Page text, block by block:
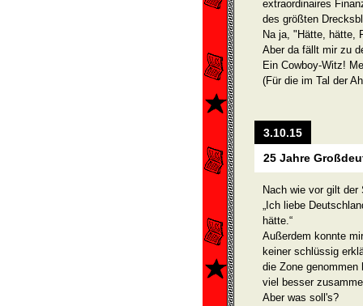
extraordinaires
des größten
Na ja, "Hätte, hätte,
Aber da fällt mir zu
Ein Cowboy-Witz!
(Für die im Tal der
3.10.15
25 Jahre
Nach wie vor gilt
„Ich liebe
hätte.“
Außerdem konnte
keiner schlüssig
die Zone
viel besser
Aber was soll's?